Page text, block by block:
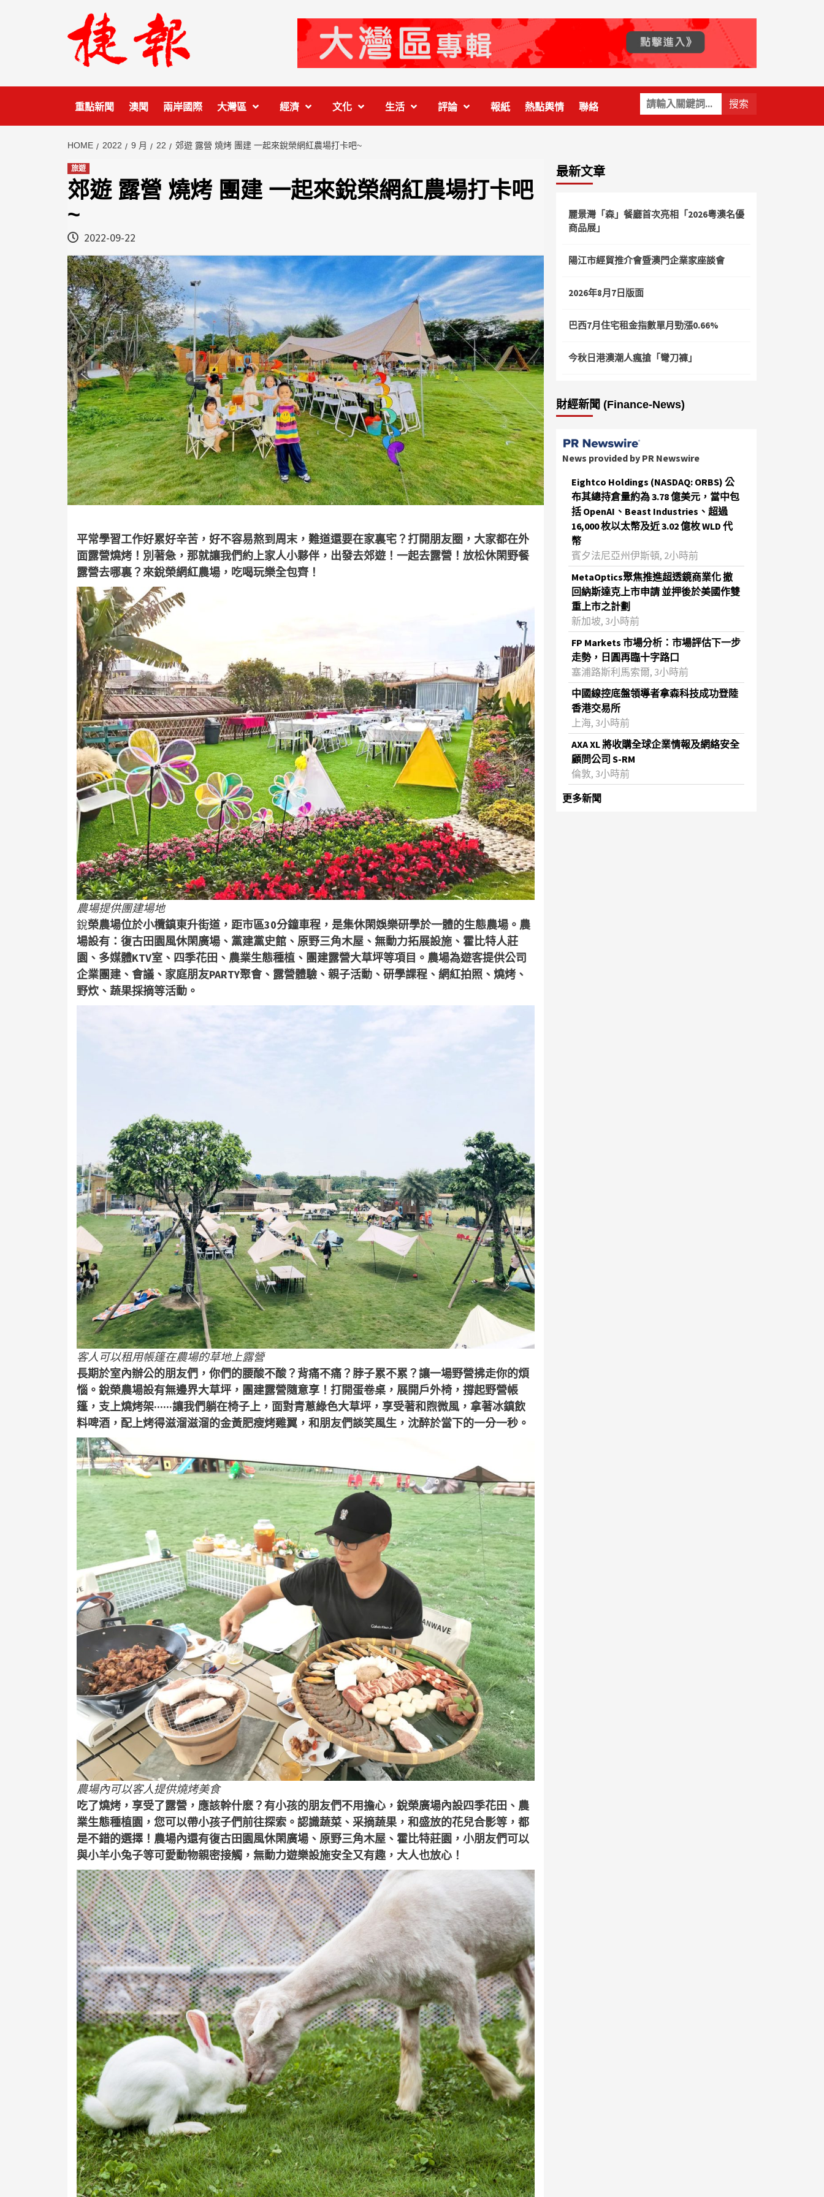
關
鍵
字:
重點新聞 澳聞 兩岸國際 大灣區 經濟 文化 生活 評論 報紙 熱點輿情 聯絡
HOME 2022 9 月 22 郊遊 露營 燒烤 團建 一起來銳榮網紅農場打卡吧~
旅遊
郊遊 露營 燒烤 團建 一起來銳榮網紅農場打卡吧
~
2022-09-22
平常學習工作好累好辛苦，好不容易熬到周末，難道還要在家裏宅？打開朋友圈，大家都在外
面露營燒烤！別著急，那就讓我們約上家人小夥伴，出發去郊遊！一起去露營！放松休閑野餐
露營去哪裏？來銳榮網紅農場，吃喝玩樂全包齊！
農場提供團建場地
銳榮農場位於小欖鎮東升街道，距市區30分鐘車程，是集休閑娛樂研學於一體的生態農場。農
場設有：復古田園風休閑廣場、黨建黨史館、原野三角木屋、無動力拓展設施、霍比特人莊
園、多媒體KTV室、四季花田、農業生態種植、團建露營大草坪等項目。農場為遊客提供公司
企業團建、會議、家庭朋友PARTY聚會、露營體驗、親子活動、研學課程、網紅拍照、燒烤、
野炊、蔬果採摘等活動。
客人可以租用帳篷在農場的草地上露營
長期於室內辦公的朋友們，你們的腰酸不酸？背痛不痛？脖子累不累？讓一場野營拂走你的煩
惱。銳榮農場設有無邊界大草坪，團建露營隨意享！打開蛋卷桌，展開戶外椅，撐起野營帳
篷，支上燒烤架······讓我們躺在椅子上，面對青蔥綠色大草坪，享受著和煦微風，拿著冰鎮飲
料啤酒，配上烤得滋溜滋溜的金黃肥瘦烤雞翼，和朋友們談笑風生，沈醉於當下的一分一秒。
農場內可以客人提供燒烤美食
吃了燒烤，享受了露營，應該幹什麽？有小孩的朋友們不用擔心，銳榮廣場內設四季花田、農
業生態種植園，您可以帶小孩子們前往探索。認識蔬菜、采摘蔬果，和盛放的花兒合影等，都
是不錯的選擇！農場內還有復古田園風休閑廣場、原野三角木屋、霍比特莊園，小朋友們可以
與小羊小兔子等可愛動物親密接觸，無動力遊樂設施安全又有趣，大人也放心！
最新文章
麗景灣「森」餐廳首次亮相「2026粵澳名優
商品展」
陽江市經貿推介會暨澳門企業家座談會
2026年8月7日版面
巴西7月住宅租金指數單月勁漲0.66%
今秋日港澳潮人瘋搶「彎刀褲」
財經新聞 (Finance-News)
News provided by PR Newswire
Eightco Holdings (NASDAQ: ORBS) 公
布其總持倉量約為 3.78 億美元，當中包
括 OpenAI、Beast Industries、超過
16,000 枚以太幣及近 3.02 億枚 WLD 代
幣
賓夕法尼亞州伊斯頓, 2小時前
MetaOptics聚焦推進超透鏡商業化 撤
回納斯達克上市申請 並押後於美國作雙
重上市之計劃
新加坡, 3小時前
FP Markets 市場分析：市場評估下一步
走勢，日圓再臨十字路口
塞浦路斯利馬索爾, 3小時前
中國線控底盤領導者拿森科技成功登陸
香港交易所
上海, 3小時前
AXA XL 將收購全球企業情報及網絡安全
顧問公司 S-RM
倫敦, 3小時前
更多新聞